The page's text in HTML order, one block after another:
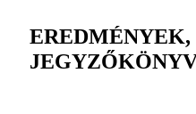
EREDMÉNYEK,